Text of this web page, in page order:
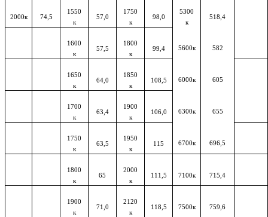
2000к 74,5
1550
к
57,0
1750
к
98,0
5300
к
518,4
1600
к
57,5
1800
к
99,4 5600к 582
1650
к
64,0
1850
к
108,5 6000к 605
1700
к
63,4
1900
к
106,0 6300к 655
1750
к
63,5
1950
к
115 6700к 696,5
1800
к
65
2000
к
111,5 7100к 715,4
1900
к
71,0
2120
к
118,5 7500к 759,6